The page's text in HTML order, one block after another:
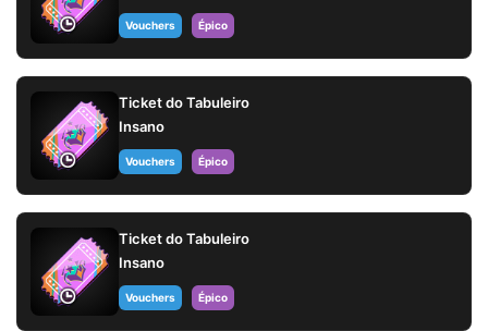
Vouchers Épico
Ticket do Tabuleiro
Insano
Vouchers Épico
Ticket do Tabuleiro
Insano
Vouchers Épico